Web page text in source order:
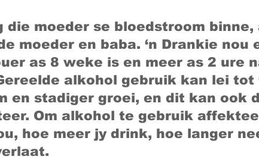
die moeder se bloedstroom
moeder en baba. ‘n Drankie nou
as 8 weke is en meer as 2 ure
alkohol gebruik kan lei tot
en stadiger groei, en dit kan ook
Om alkohol te gebruik
hoe meer jy drink, hoe langer